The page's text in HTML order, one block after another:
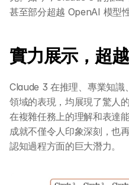
甚至部分超越 OpenAI 模型
實力展示，超
Claude 3 在推理、專業知識
領域的表現，均展現了驚人
在複雜任務上的理解和表達
成就不僅令人印象深刻，也
認知過程方面的巨大潛力。